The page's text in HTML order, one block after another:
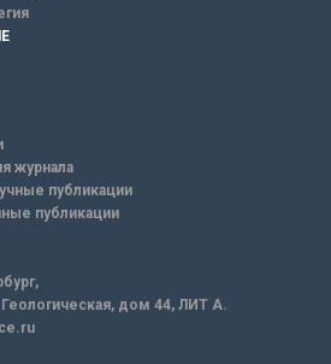
журнала
публикации
публикации
дом 44, ЛИТ А.